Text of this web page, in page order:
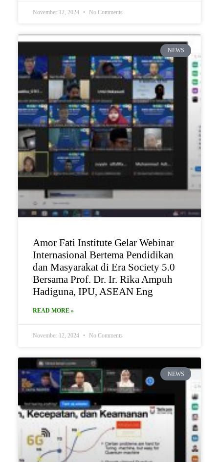
November 12, 2024 No Comments
NEWS
Amor Fati Institute Gelar Webinar
Internasional Bertema Pendidikan
dan Masyarakat di Era Society 5.0
Bersama Prof. Dr. Ir. Rika Ampuh
Hadiguna, IPU, ASEAN Eng
READ MORE »
November 12, 2024 No Comments
NEWS